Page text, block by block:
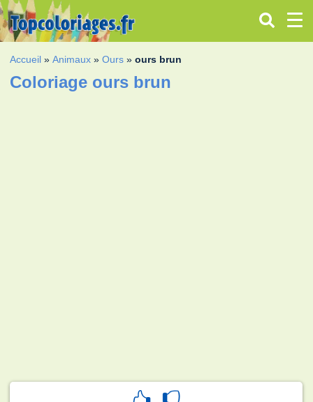
Accueil »Animaux »Ours »ours brun
Coloriage ours brun